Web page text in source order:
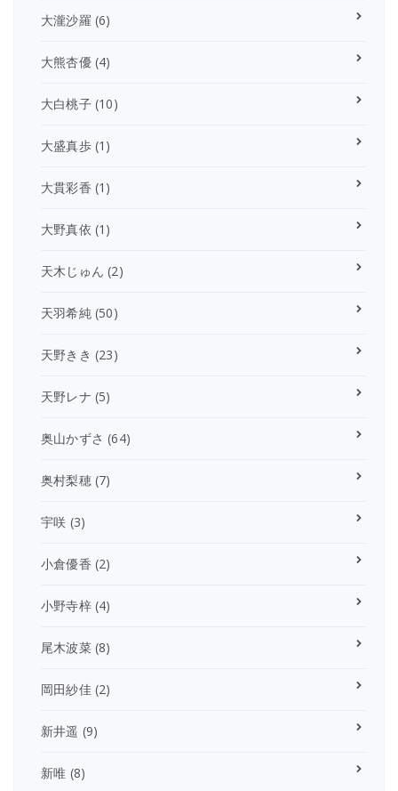
大瀧沙羅 (6)
大熊杏優(4)
大白桃子(10)
大盛真歩(1)
大貫彩香 (1)
大野真依 (1)
天木じゅん (2)
天羽希純(50)
天野きき (23)
天野レナ (5)
奥山かずさ (64)
奥村梨穂(7)
宇咲 (3)
小倉優香 (2)
小野寺梓(4)
尾木波菜(8)
岡田紗佳(2)
新井遥 (9)
新唯 (8)